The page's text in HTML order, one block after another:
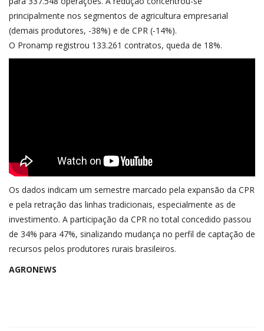
principalmente nos segmentos de agricultura empresarial
(demais produtores, -38%) e de CPR (-14%).
O Pronamp registrou 133.261 contratos, queda de 18%.
Os dados indicam um semestre marcado pela expansão da CPR
e pela retração das linhas tradicionais, especialmente as de
investimento. A participação da CPR no total concedido passou
de 34% para 47%, sinalizando mudança no perfil de captação de
recursos pelos produtores rurais brasileiros.
AGRONEWS